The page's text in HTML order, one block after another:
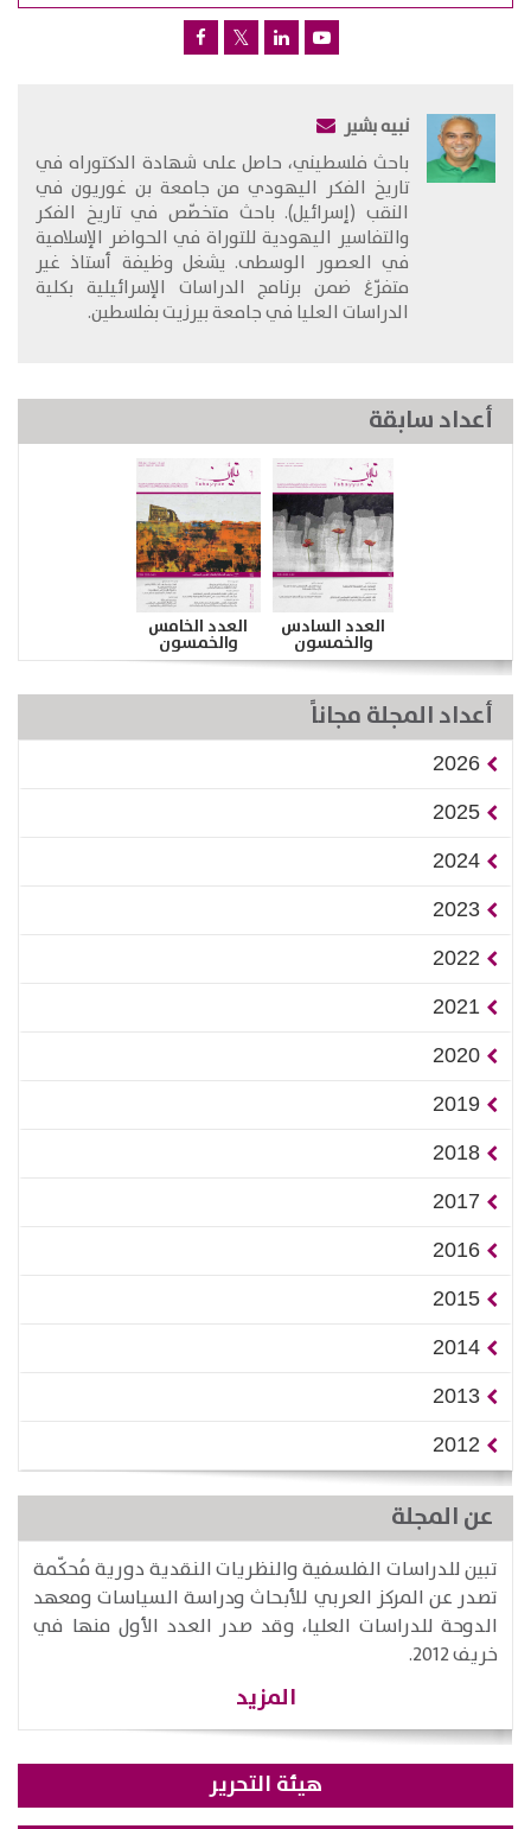
نبيه بشير
​باحث فلسطيني، حاصل على شهادة الدكتوراه في
تاريخ الفكر اليهودي من جامعة بن غوريون في
النقب (إسرائيل). باحث متخصّص في تاريخ الفكر
والتفاسير اليهودية للتوراة في الحواضر الإسلامية
في العصور الوسطى. يشغل وظيفة أستاذ غير
متفرّغ ضمن برنامج الدراسات الإسرائيلية بكلية
الدراسات العليا في جامعة بيرزيت بفلسطين.
أعداد سابقة
العدد السادس
والخمسون
العدد الخامس
والخمسون
أعداد المجلة مجاناً
2026
2025
2024
2023
2022
2021
2020
2019
2018
2017
2016
2015
2014
2013
2012
عن المجلة
تبين للدراسات الفلسفية والنظريات النقدية دورية مُحكّمة
تصدر عن المركز العربي للأبحاث ودراسة السياسات ومعهد
الدوحة للدراسات العليا، وقد صدر العدد الأول منها في
خريف 2012.
المزيد
هيئة التحرير